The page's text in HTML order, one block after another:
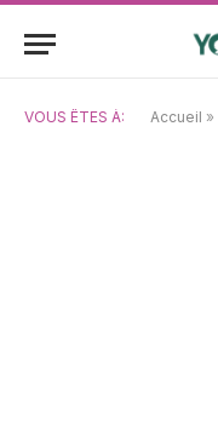
VOUS ÊTES À: Accueil »